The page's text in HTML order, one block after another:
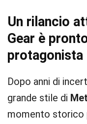
Un rilancio
Gear è
protagonista
Dopo anni di
grande stile di
momento storico